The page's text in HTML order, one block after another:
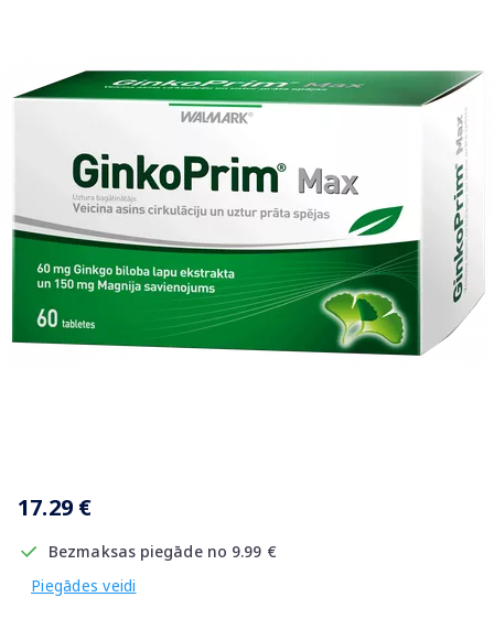
17.29 €
Bezmaksas piegāde no 9.99 €
Piegādes veidi